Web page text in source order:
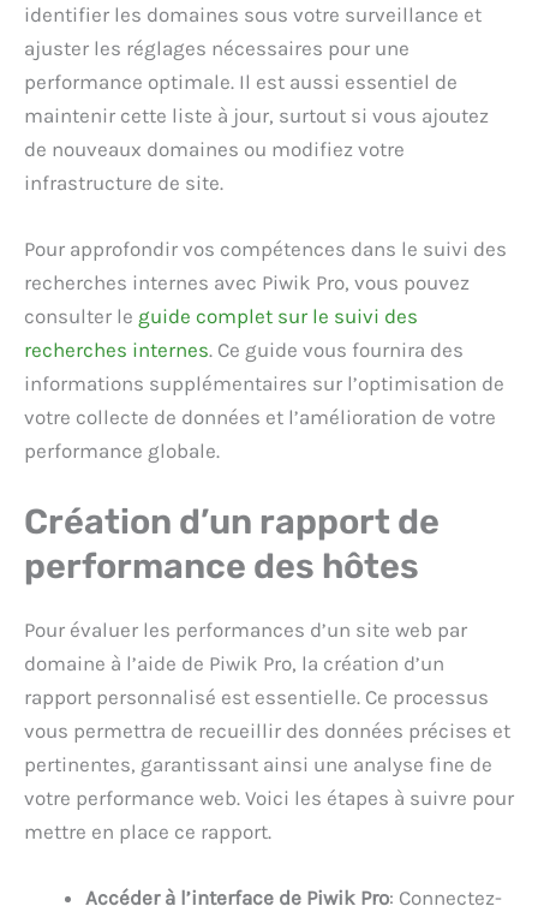
identifier les domaines sous votre surveillance et
ajuster les réglages nécessaires pour une
performance optimale. Il est aussi essentiel de
maintenir cette liste à jour, surtout si vous ajoutez
de nouveaux domaines ou modifiez votre
infrastructure de site.
Pour approfondir vos compétences dans le suivi des
recherches internes avec Piwik Pro, vous pouvez
consulter le guide complet sur le suivi des
recherches internes. Ce guide vous fournira des
informations supplémentaires sur l’optimisation de
votre collecte de données et l’amélioration de votre
performance globale.
Création d’un rapport de
performance des hôtes
Pour évaluer les performances d’un site web par
domaine à l’aide de Piwik Pro, la création d’un
rapport personnalisé est essentielle. Ce processus
vous permettra de recueillir des données précises et
pertinentes, garantissant ainsi une analyse fine de
votre performance web. Voici les étapes à suivre pour
mettre en place ce rapport.
Accéder à l’interface de Piwik Pro: Connectez-